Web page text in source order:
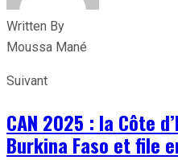
Written By
Moussa Mané
Suivant
CAN 2025 : la Côte
Burkina Faso et file